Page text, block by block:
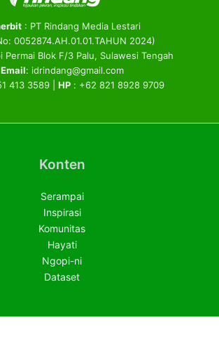
: PT Rindang Media Lestari
0052874.AH.01.01.TAHUN 2024)
Permai Blok F/3 Palu, Sulawesi Tengah
Email: idrindang@gmail.com
413 3589 | HP : +62 821 8928 9709
Konten
Serampai
Inspirasi
Komunitas
Hayati
Ngopi-ni
Dataset